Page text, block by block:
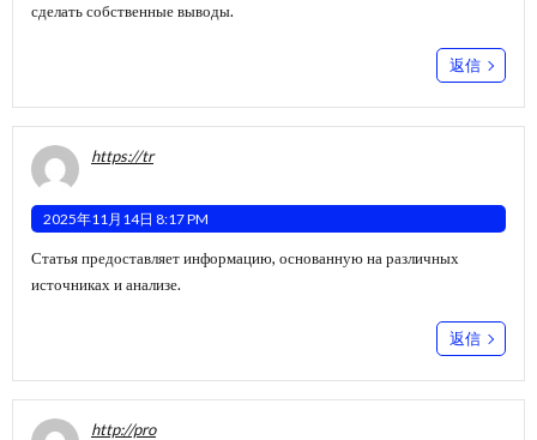
сделать собственные выводы.
返信
https://tr
2025年11月14日 8:17 PM
Статья предоставляет информацию, основанную на различных
источниках и анализе.
返信
http://pro